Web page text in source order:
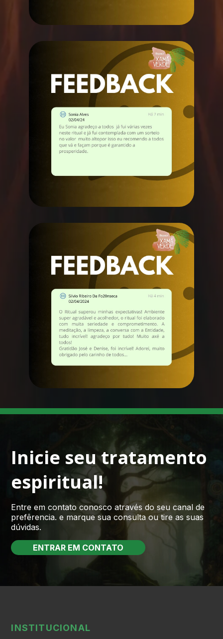
Inicie seu tratamento
espiritual!
Entre em contato conosco através do seu canal de
prefêrencia. e marque sua consulta ou tire as suas
dúvidas.
ENTRAR EM CONTATO
INSTITUCIONAL